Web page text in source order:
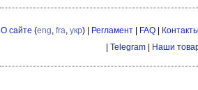
О сайте (eng, fra, укр) | Регламент| FAQ| Контакты
Telegram Наши